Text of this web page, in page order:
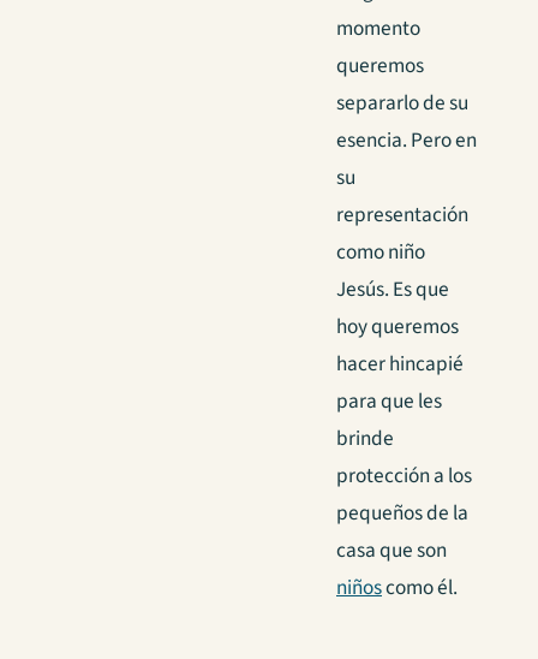
momento
queremos
separarlo de su
esencia. Pero en
su
representación
como niño
Jesús. Es que
hoy queremos
hacer hincapié
para que les
brinde
protección a los
pequeños de la
casa que son
niñoscomo él.